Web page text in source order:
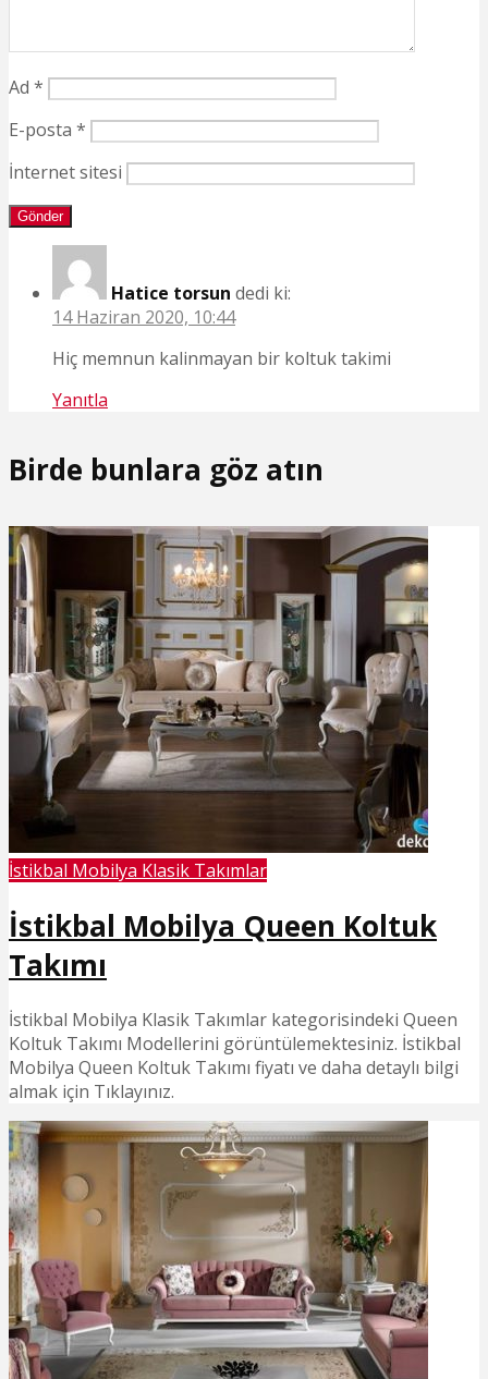
Ad *
E-posta *
İnternet sitesi
Hatice torsun dedi ki:
14 Haziran 2020, 10:44
Hiç memnun kalinmayan bir koltuk takimi
Yanıtla
Birde bunlara göz atın
İstikbal Mobilya Klasik Takımlar
İstikbal Mobilya Queen Koltuk
Takımı
İstikbal Mobilya Klasik Takımlar kategorisindeki Queen
Koltuk Takımı Modellerini görüntülemektesiniz. İstikbal
Mobilya Queen Koltuk Takımı fiyatı ve daha detaylı bilgi
almak için Tıklayınız.